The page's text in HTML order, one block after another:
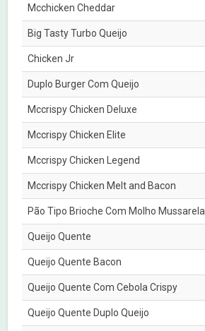
Mcchicken Cheddar
Big Tasty Turbo Queijo
Chicken Jr
Duplo Burger Com Queijo
Mccrispy Chicken Deluxe
Mccrispy Chicken Elite
Mccrispy Chicken Legend
Mccrispy Chicken Melt and Bacon
Pão Tipo Brioche Com Molho Mussarela
Queijo Quente
Queijo Quente Bacon
Queijo Quente Com Cebola Crispy
Queijo Quente Duplo Queijo